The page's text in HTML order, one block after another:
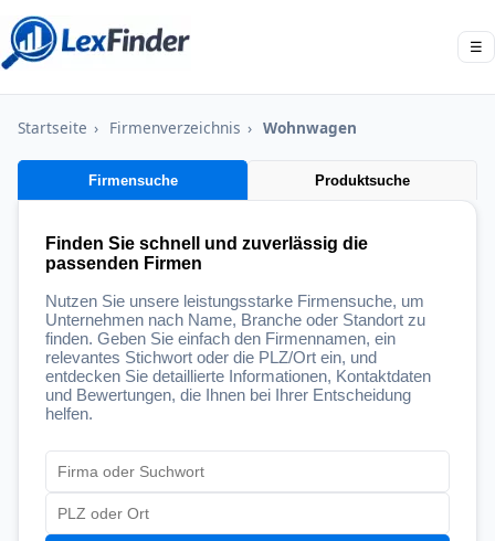
☰
Startseite › Firmenverzeichnis › Wohnwagen
Firmensuche Produktsuche
Finden Sie schnell und zuverlässig die
passenden Firmen
Nutzen Sie unsere leistungsstarke Firmensuche, um
Unternehmen nach Name, Branche oder Standort zu
finden. Geben Sie einfach den Firmennamen, ein
relevantes Stichwort oder die PLZ/Ort ein, und
entdecken Sie detaillierte Informationen, Kontaktdaten
und Bewertungen, die Ihnen bei Ihrer Entscheidung
helfen.